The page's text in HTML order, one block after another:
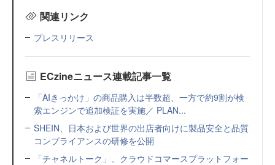
関連リンク
プレスリリース
ECzineニュース連載記事一覧
「AIきっかけ」の商品購入は半数超、一方で約9割が検
索エンジンで追加検証を実施／ PLAN...
SHEIN、日本および世界の出店者向けに製品安全と品質
コンプライアンスの研修を公開
「チャネルトーク」、クラウドコマースプラットフォー